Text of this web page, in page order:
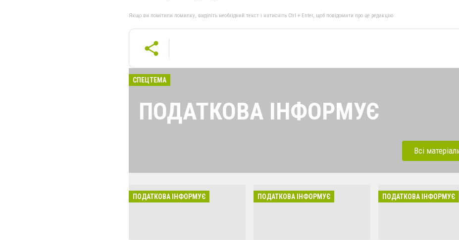
Якщо ви помітили помилку, виділіть необхідний текст і натисніть Ctrl + Enter, щоб повідомити про це редакцію
СПЕЦТЕМА
ПОДАТКОВА ІНФОРМУЄ
Всі
ПОДАТКОВА ІНФОРМУЄ ПОДАТКОВА ІНФОРМУЄ ПОДАТКОВА ІНФОРМУЄ